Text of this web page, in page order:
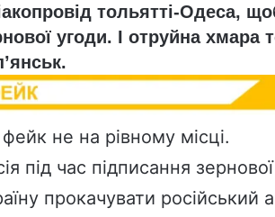
тольятті-Одеса,
угоди. І отруйна хмара
не на рівному місці.
під час підписання
прокачувати